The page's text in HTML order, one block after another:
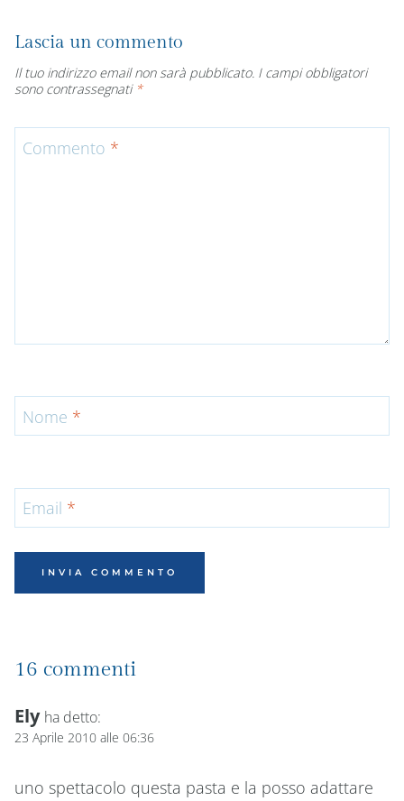
Lascia un commento
Il tuo indirizzo email non sarà pubblicato. I campi obbligatori
sono contrassegnati *
Commento *
Nome *
Email *
16 commenti
Ely ha detto:
23 Aprile 2010 alle 06:36
uno spettacolo questa pasta e la posso adattare